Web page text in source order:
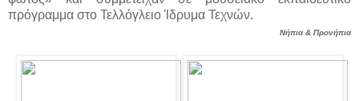
πρόγραμμα στο Τελλόγλειο Ίδρυμα Τεχνών.
Νήπια & Προνήπια